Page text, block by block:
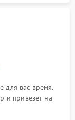
для вас время.
и привезет на